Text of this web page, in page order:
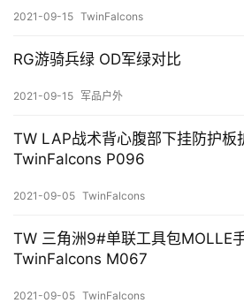
2021-09-15 TwinFalcons
RG游骑兵绿 OD军绿对比
2021-09-15 军品户外
TW LAP战术背心腹部下挂防护板
TwinFalcons P096
2021-09-05 TwinFalcons
TW 三角洲9#单联工具包MOLLE
TwinFalcons M067
2021-09-05 TwinFalcons